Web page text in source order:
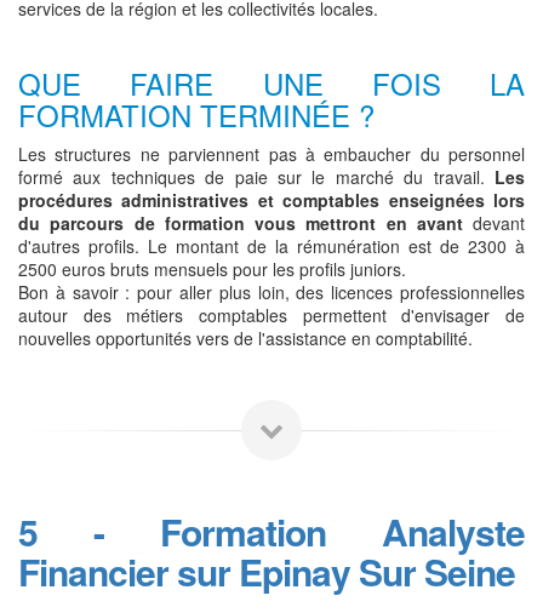
services de la région et les collectivités locales.
QUE FAIRE UNE FOIS LA
FORMATION TERMINÉE ?
Les structures ne parviennent pas à embaucher du personnel
formé aux techniques de paie sur le marché du travail. Les
procédures administratives et comptables enseignées lors
du parcours de formation vous mettront en avantdevant
d'autres profils. Le montant de la rémunération est de 2300 à
2500 euros bruts mensuels pour les profils juniors.
Bon à savoir : pour aller plus loin, des licences professionnelles
autour des métiers comptables permettent d'envisager de
nouvelles opportunités vers de l'assistance en comptabilité.
5 - Formation Analyste
Financier sur Epinay Sur Seine